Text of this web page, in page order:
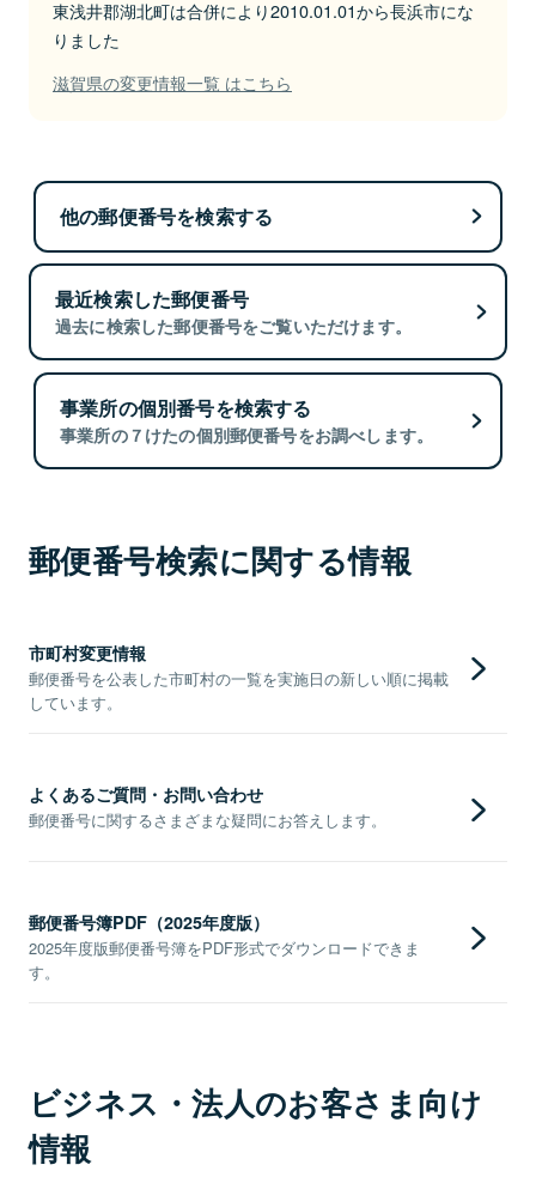
東浅井郡湖北町は合併により2010.01.01から長浜市にな
りました
滋賀県の変更情報一覧 はこちら
他の郵便番号を検索する
最近検索した郵便番号
過去に検索した郵便番号をご覧いただけます。
事業所の個別番号を検索する
事業所の７けたの個別郵便番号をお調べします。
郵便番号検索に関する情報
市町村変更情報
郵便番号を公表した市町村の一覧を実施日の新しい順に掲載
しています。
よくあるご質問・お問い合わせ
郵便番号に関するさまざまな疑問にお答えします。
郵便番号簿PDF（2025年度版）
2025年度版郵便番号簿をPDF形式でダウンロードできま
す。
ビジネス・法人のお客さま向け
情報